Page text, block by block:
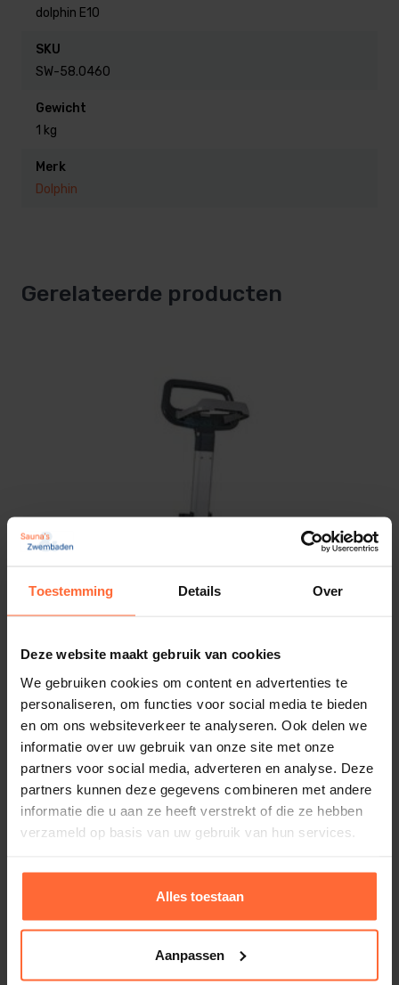
Toestemming Details Over
Deze website maakt gebruik van cookies
We gebruiken cookies om content en advertenties te
personaliseren, om functies voor social media te bieden
en om ons websiteverkeer te analyseren. Ook delen we
informatie over uw gebruik van onze site met onze
partners voor social media, adverteren en analyse. Deze
partners kunnen deze gegevens combineren met andere
informatie die u aan ze heeft verstrekt of die ze hebben
verzameld op basis van uw gebruik van hun services.
Alles toestaan
Aanpassen
dolphin E10
SKU
SW-58.0460
Gewicht
1 kg
Merk
Dolphin
Gerelateerde producten
Dolphin Caddy
188,95 Op voorraad